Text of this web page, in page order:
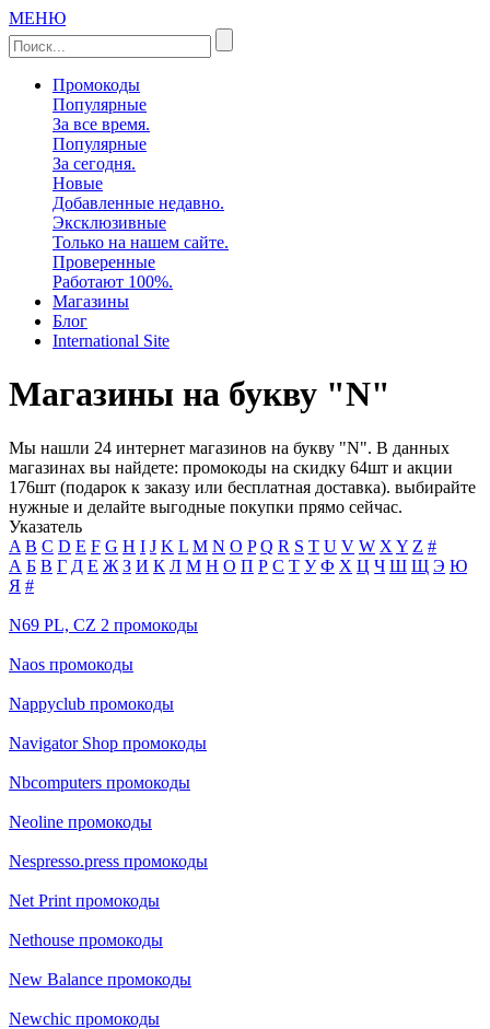
МЕНЮ
Промокоды
Популярные
За все время.
Популярные
За сегодня.
Новые
Добавленные недавно.
Эксклюзивные
Только на нашем сайте.
Проверенные
Работают 100%.
Магазины
Блог
International Site
Магазины на букву "N"
Мы нашли 24 интернет магазинов на букву "N". В данных
магазинах вы найдете: промокоды на скидку 64шт и акции
176шт (подарок к заказу или бесплатная доставка). выбирайте
нужные и делайте выгодные покупки прямо сейчас.
Указатель
A B C D E F G H I J K L M N O P Q R S T U V W X Y Z #
А Б В Г Д Е Ж З И К Л М Н О П Р С Т У Ф Х Ц Ч Ш Щ Э Ю
Я #
N69 PL, CZ 2 промокоды
Naos промокоды
Nappyclub промокоды
Navigator Shop промокоды
Nbcomputers промокоды
Neoline промокоды
Nespresso.press промокоды
Net Print промокоды
Nethouse промокоды
New Balance промокоды
Newchic промокоды